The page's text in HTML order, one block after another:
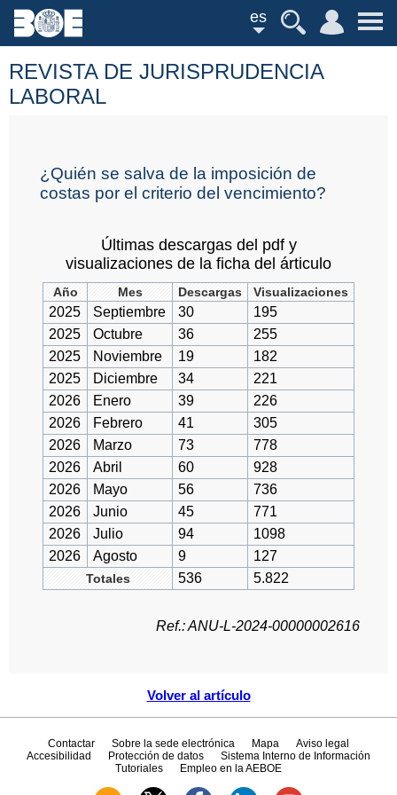
es
Volver al artículo
REVISTA DE JURISPRUDENCIA
LABORAL
¿Quién se salva de la imposición de
costas por el criterio del vencimiento?
Últimas descargas del pdf y
visualizaciones de la ficha del árticulo
Año Mes Descargas Visualizaciones
2025 Septiembre 30
195
2025
Octubre 36
255
2025
Noviembre 19
182
2025
Diciembre 34
221
2026
Enero 39
226
2026
Febrero 41
305
2026
Marzo 73
778
2026
Abril 60
928
2026
Mayo 56
736
2026
Junio 45
771
2026
Julio 94
1098
2026
Agosto 9 127
Totales 536 5.822
Ref.: ANU-L-2024-00000002616
Contactar Sobre la sede electrónica Mapa
Aviso legal
Accesibilidad
Protección de datos
Sistema Interno de Información
Tutoriales
Empleo en la AEBOE